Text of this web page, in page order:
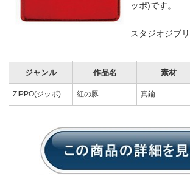
ッポ)です。
スタジオジブ
ジャンル 作品名 素材
ZIPPO(ジッポ) 紅の豚 真鍮